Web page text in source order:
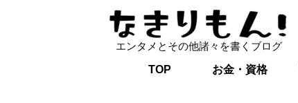
エンタメとその他諸々を書くブログ
TOP
お金・資格